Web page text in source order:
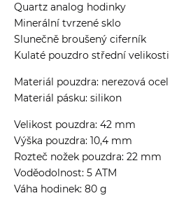
Quartz analog hodinky
Minerální tvrzené sklo
Slunečně broušený ciferník
Kulaté pouzdro střední velikosti
Materiál pouzdra: nerezová ocel
Materiál pásku: silikon
Velikost pouzdra: 42 mm
Výška pouzdra: 10,4 mm
Rozteč nožek pouzdra: 22 mm
Voděodolnost: 5 ATM
Váha hodinek: 80 g